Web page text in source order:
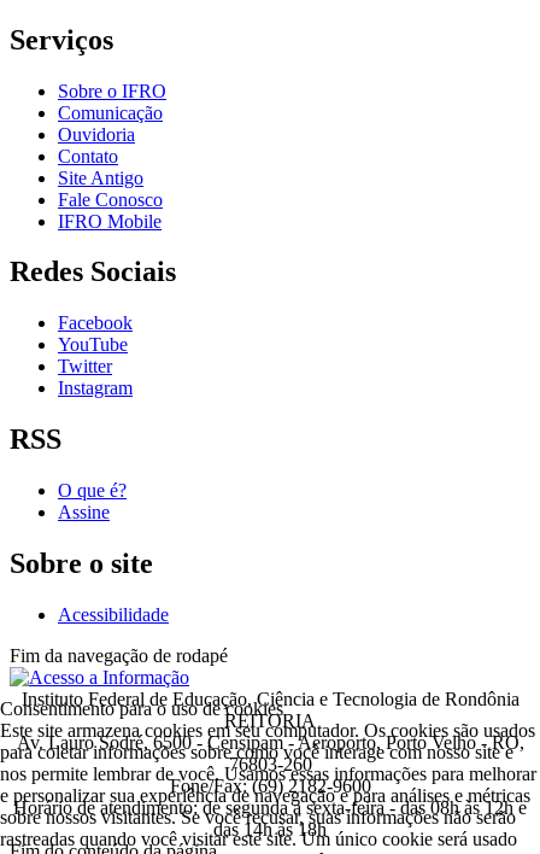
Serviços
Sobre o IFRO
Comunicação
Ouvidoria
Contato
Site Antigo
Fale Conosco
IFRO Mobile
Redes Sociais
Facebook
YouTube
Twitter
Instagram
RSS
O que é?
Assine
Sobre o site
Acessibilidade
Fim da navegação de rodapé
Instituto Federal de Educação, Ciência e Tecnologia de Rondônia
REITORIA
Av. Lauro Sodré, 6500 - Censipam - Aeroporto, Porto Velho - RO,
76803-260
Fone/Fax: (69) 2182-9600
Horário de atendimento: de segunda a sexta-feira - das 08h às 12h e
das 14h às 18h
Consentimento para o uso de cookies
Este site armazena cookies em seu computador. Os cookies são usados
para coletar informações sobre como você interage com nosso site e
nos permite lembrar de você. Usamos essas informações para melhorar
e personalizar sua experiência de navegação e para análises e métricas
sobre nossos visitantes. Se você recusar, suas informações não serão
rastreadas quando você visitar este site. Um único cookie será usado